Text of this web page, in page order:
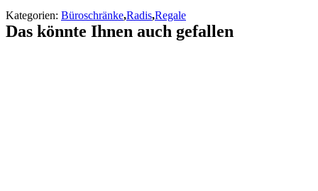
Kategorien: Büroschränke,Radis,Regale
Das könnte Ihnen auch gefallen